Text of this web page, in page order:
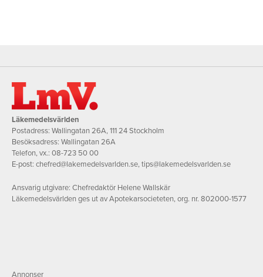
Läkemedelsvärlden
Postadress: Wallingatan 26A, 111 24 Stockholm
Besöksadress: Wallingatan 26A
Telefon, vx.: 08-723 50 00
E-post: chefred@lakemedelsvarlden.se,tips@lakemedelsvarlden.se
Ansvarig utgivare: Chefredaktör Helene Wallskär
Läkemedelsvärlden ges ut av Apotekarsocieteten, org. nr. 802000-1577
Annonser